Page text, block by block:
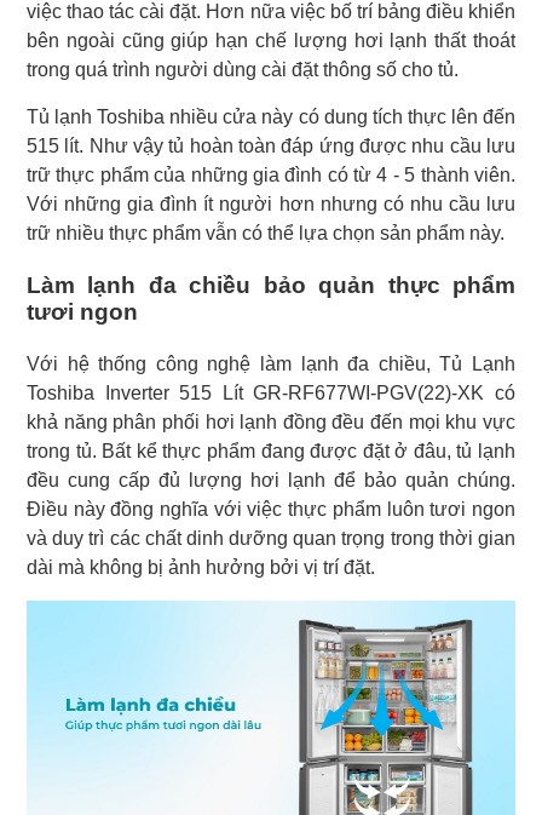
việc thao tác cài đặt. Hơn nữa việc bố trí bảng điều khiển
bên ngoài cũng giúp hạn chế lượng hơi lạnh thất thoát
trong quá trình người dùng cài đặt thông số cho tủ.
Tủ lạnh Toshiba nhiều cửa này có dung tích thực lên đến
515 lít. Như vậy tủ hoàn toàn đáp ứng được nhu cầu lưu
trữ thực phẩm của những gia đình có từ 4 - 5 thành viên.
Với những gia đình ít người hơn nhưng có nhu cầu lưu
trữ nhiều thực phẩm vẫn có thể lựa chọn sản phẩm này.
Làm lạnh đa chiều bảo quản thực phẩm
tươi ngon
Với hệ thống công nghệ làm lạnh đa chiều, Tủ Lạnh
Toshiba Inverter 515 Lít GR-RF677WI-PGV(22)-XK có
khả năng phân phối hơi lạnh đồng đều đến mọi khu vực
trong tủ. Bất kể thực phẩm đang được đặt ở đâu, tủ lạnh
đều cung cấp đủ lượng hơi lạnh để bảo quản chúng.
Điều này đồng nghĩa với việc thực phẩm luôn tươi ngon
và duy trì các chất dinh dưỡng quan trọng trong thời gian
dài mà không bị ảnh hưởng bởi vị trí đặt.